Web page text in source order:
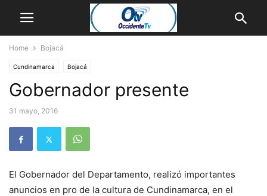
Home Bojacá
Cundinamarca Bojacá
Gobernador presente
31 mayo, 2016
El Gobernador del Departamento, realizó importantes
anuncios en pro de la cultura de Cundinamarca, en el